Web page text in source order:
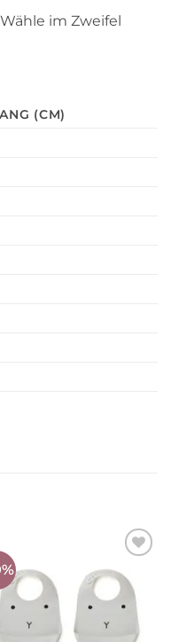
im Zweifel
(CM)
Auf die
Wunschliste